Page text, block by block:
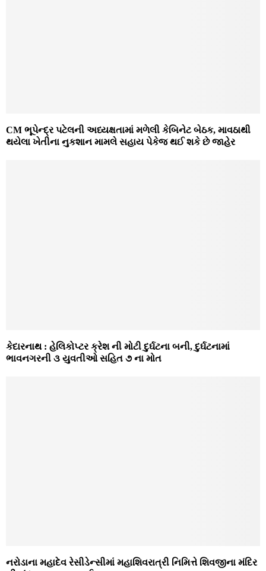
CM ભૂપેન્દ્ર પટેલની અધ્યક્ષતામાં મળેલી કેબિનેટ બેઠક, માવઠાથી
થયેલા ખેતીના નુકશાન મામલે સહાય પેકેજ થઈ શકે છે જાહેર
કેદારનાથ : હેલિકોપ્‍ટર ક્રેશ ની મોટી દુર્ઘટના બની, દુર્ઘટનામાં
ભાવનગરની ૩ યુવતીઓ સહિત ૭ ના મોત
નરોડાના મહાદેવ રેસીડેન્સીમાં મહાશિવરાત્રી નિમિત્તે શિવજીના મંદિર